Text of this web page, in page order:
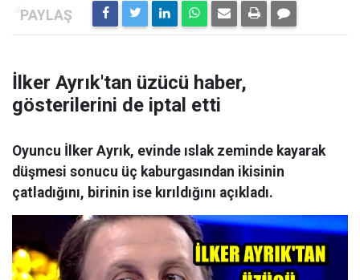
İlker Ayrık'tan üzücü haber,
gösterilerini de iptal etti
Oyuncu İlker Ayrık, evinde ıslak zeminde kayarak
düşmesi sonucu üç kaburgasından ikisinin
çatladığını, birinin ise kırıldığını açıkladı.